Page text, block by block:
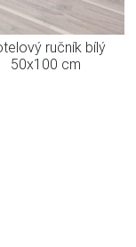
ručník bílý
50x100 cm